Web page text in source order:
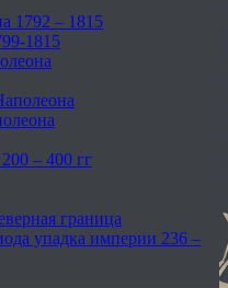
1792 – 1815
1815
– 400 гг
граница
упадка империи 236 –